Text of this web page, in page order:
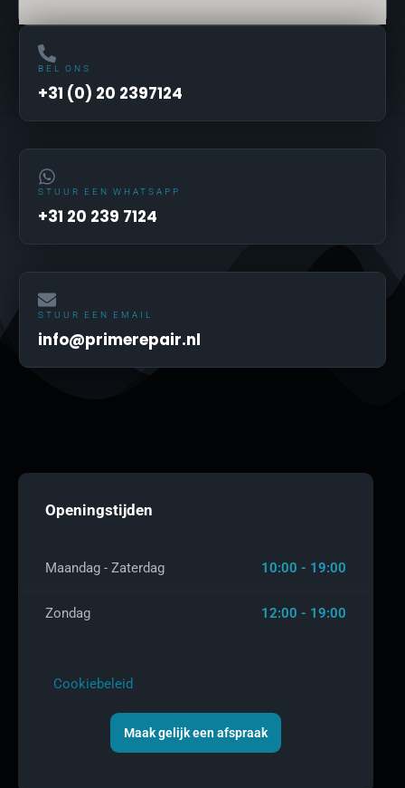
BEL ONS
+31 (0) 20 2397124
STUUR EEN WHATSAPP
+31 20 239 7124
STUUR EEN EMAIL
info@primerepair.nl
Openingstijden
Maandag - Zaterdag 10:00 - 19:00
Zondag 12:00 - 19:00
Cookiebeleid
Maak gelijk een afspraak